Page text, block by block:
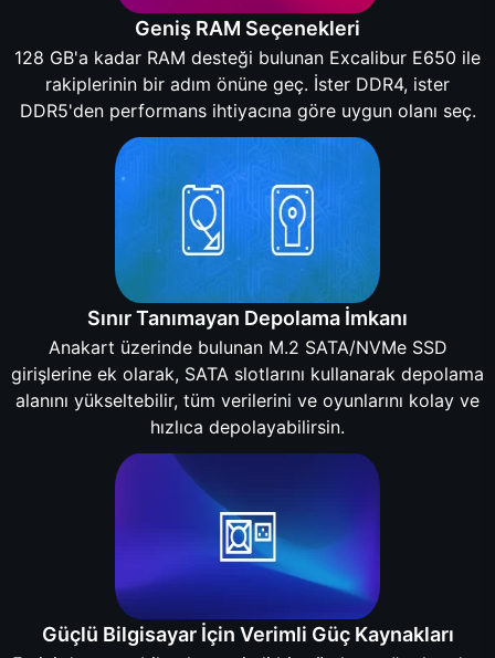
Geniş RAM Seçenekleri
128 GB'a kadar RAM desteği bulunan Excalibur E650 ile
rakiplerinin bir adım önüne geç. İster DDR4, ister
DDR5'den performans ihtiyacına göre uygun olanı seç.
Sınır Tanımayan Depolama İmkanı
Anakart üzerinde bulunan M.2 SATA/NVMe SSD
girişlerine ek olarak, SATA slotlarını kullanarak depolama
alanını yükseltebilir, tüm verilerini ve oyunlarını kolay ve
hızlıca depolayabilirsin.
Güçlü Bilgisayar İçin Verimli Güç Kaynakları